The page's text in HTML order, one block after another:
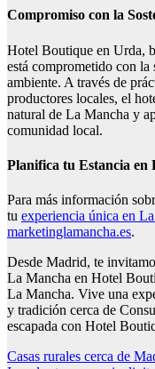
Compromiso con la
Hotel Boutique en Urda,
está comprometido con
ambiente. A través de
productores locales, el
natural de La Mancha y
comunidad local.
Planifica tu Estancia en
Para más información
tu experiencia única en
marketinglamancha.es.
Desde Madrid, te
La Mancha en Hotel
La Mancha. Vive una
y tradición cerca de
escapada con Hotel
Navegación
Casas rurales cerca de